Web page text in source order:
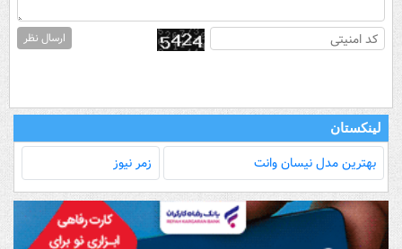
ارسال نظر
لینکستان
بهترین مدل‌ نیسان وانت زمر نیوز